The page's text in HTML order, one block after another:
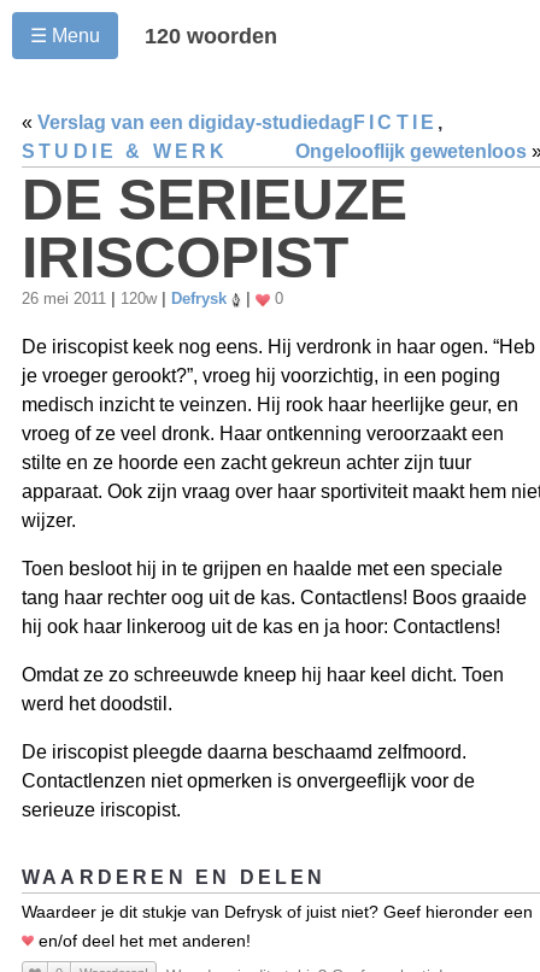
☰ Menu 120 woorden
« Verslag van een digiday-studiedag
Ongelooflijk gewetenloos
FICTIE ,
STUDIE & WERK
DE SERIEUZE
IRISCOPIST
26 mei 2011 120w Defrysk 0
De iriscopist keek nog eens. Hij verdronk in haar ogen. “Heb
je vroeger gerookt?”, vroeg hij voorzichtig, in een poging
medisch inzicht te veinzen. Hij rook haar heerlijke geur, en
vroeg of ze veel dronk. Haar ontkenning veroorzaakt een
stilte en ze hoorde een zacht gekreun achter zijn tuur
apparaat. Ook zijn vraag over haar sportiviteit maakt hem
wijzer.
Toen besloot hij in te grijpen en haalde met een speciale
tang haar rechter oog uit de kas. Contactlens! Boos graaide
hij ook haar linkeroog uit de kas en ja hoor: Contactlens!
Omdat ze zo schreeuwde kneep hij haar keel dicht. Toen
werd het doodstil.
De iriscopist pleegde daarna beschaamd zelfmoord.
Contactlenzen niet opmerken is onvergeeflijk voor de
serieuze iriscopist.
WAARDEREN EN DELEN
Waardeer je dit stukje van Defrysk of juist niet? Geef hieronder een
en/of deel het met anderen!